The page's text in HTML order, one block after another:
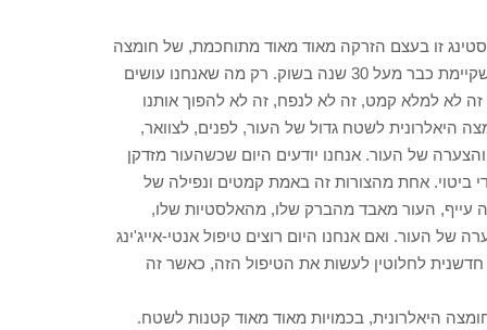
זו בעצם הזרקה מאוד מאוד מתוחכמת, של חומצה
היאלרונית, אותה חומצה היאלרונית בטוחה ומוכרת של "רסטילן", שקיימת כבר מעל 30 שנה בשוק. רק מה שאנחנו עושים
לא למלא קמט, זה לא לנפח, זה לא להפוך אותנו
היאלרונית לשטח גדול של העור, לפנים, לצוואר,
של העור. אנחנו יודעים היום שכשהעור מזדקן
ביטוי. אחת מהצורות זה באמת קמטים ונפילה של
עייף, העור מאבד מהברק שלו, מהאלסטיות שלו,
העור. ואם אנחנו היום רוצים טיפול אנטי-אייג'ינג
לחלוטין לעשות את הטיפול הזה, כאשר זה
היאלרונית, בכמויות מאוד מאוד קטנות לשטח.